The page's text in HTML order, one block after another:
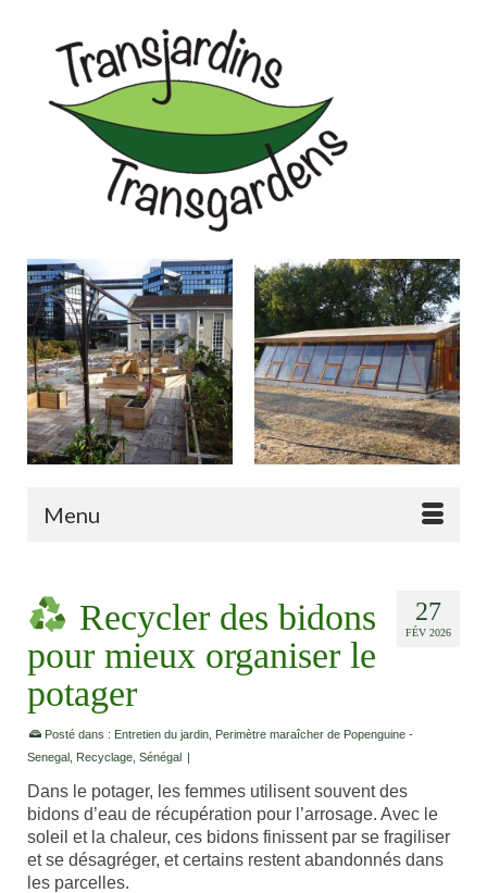
Menu
27
FÉV 2026
Recycler des bidons
pour mieux organiser le
potager
Posté dans : Entretien du jardin Perimètre maraîcher de Popenguine -
Senegal Recyclage Sénégal |
Dans le potager, les femmes utilisent souvent des
bidons d’eau de récupération pour l’arrosage. Avec le
soleil et la chaleur, ces bidons finissent par se fragiliser
et se désagréger, et certains restent abandonnés dans
les parcelles.